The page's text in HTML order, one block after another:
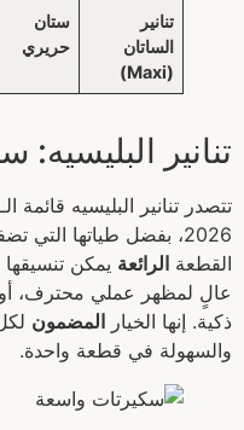
تنانير
الساتان
(Maxi)
ستان
حريري
تنانير
تتصدر تنانير البليسيه قائمة الـ
2026، بفضل طياتها
القطعة الرائعة يمكن
عالٍ لمظهر عملي محترف، أو
ذكية. إنها الخيار المضمون
والسهولة في قطعة واحدة.